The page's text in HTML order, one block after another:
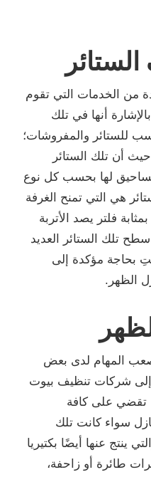
من الخدمات التي تقوم
أنها في تلك
للستائر والمفروشات؛
أن تلك الستائر
لها بحسب كل نوع
هي التي تمنح الغرفة
فلتر يصد الأتربة
تلك الستائر العديد
بحاجة مؤكدة إلى
الظهر.
المهام لدى بعض
إلى شركات تنظيف بيوت
تقضي على كافة
سواء كانت تلك
ينتج عنها أيضًا بكتيريا
طائرة أو زاحفة،